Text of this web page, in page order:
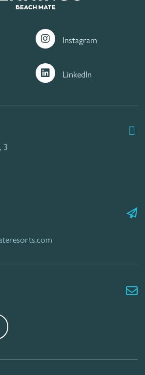
Instagram
LinkedIn
3